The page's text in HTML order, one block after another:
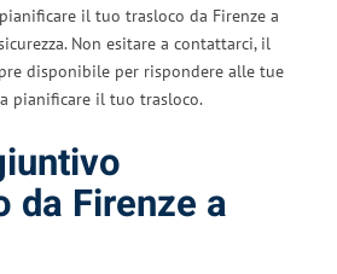
il tuo trasloco da Firenze a
Non esitare a contattarci, il
disponibile per rispondere alle tue
pianificare il tuo trasloco.
da Firenze a